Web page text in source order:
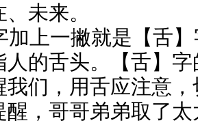
未来。
上一撇就是【舌
人的舌头。【舌】
我们，用舌应注意
醒，哥哥弟弟取了